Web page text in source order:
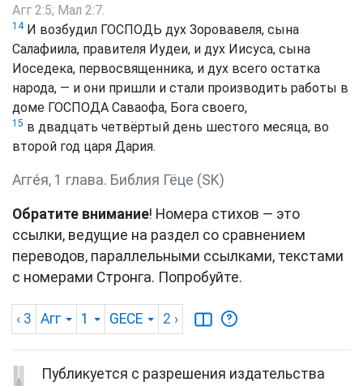
Агг 2:5; Мал 2:7.
14И возбудил ГОСПОДЬ дух Зоровавеля, сына
Салафиила, правителя Иудеи, и дух Иисуса, сына
Иоседека, первосвященника, и дух всего остатка
народа, — и они пришли и стали производить работы в
доме ГОСПОДА Саваофа, Бога своего,
15 в двадцать четвёртый день шестого месяца, во
второй год царя Дария.
Агге́я, 1 глава. Библия Гёце (SK)
Обратите внимание! Номера стихов — это
ссылки, ведущие на раздел со сравнением
переводов, параллельными ссылками, текстами
с номерами Стронга. Попробуйте.
‹ 3 Агг 1 GECE 2 ›
Публикуется с разрешения издательства